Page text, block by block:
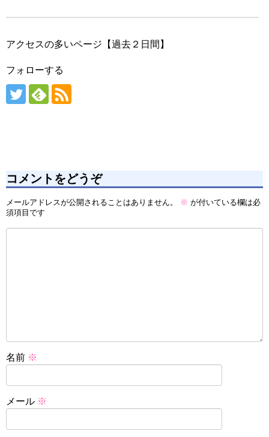
アクセスの多いページ【過去２日間】
フォローする
コメントをどうぞ
メールアドレスが公開されることはありません。 ※ が付いている欄は必
須項目です
名前 ※
メール ※